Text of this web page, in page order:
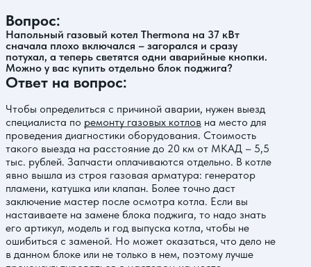
Вопрос:
Напольный газовый котел Thermona на 37 кВт
сначала плохо включался – загорался и сразу
потухал, а теперь светятся одни аварийные кнопки.
Можно у вас купить отдельно блок поджига?
Ответ на вопрос:
Чтобы определиться с причиной аварии, нужен выезд
специалиста по ремонту газовых котлов на место для
проведения диагностики оборудования. Стоимость
такого выезда на расстояние до 20 км от МКАД – 5,5
тыс. рублей. Запчасти оплачиваются отдельно. В котле
явно вышла из строя газовая арматура: генератор
пламени, катушка или клапан. Более точно даст
заключение мастер после осмотра котла. Если вы
настаиваете на замене блока поджига, то надо знать
его артикул, модель и год выпуска котла, чтобы не
ошибиться с заменой. Но может оказаться, что дело не
в данном блоке или не только в нем, поэтому лучше